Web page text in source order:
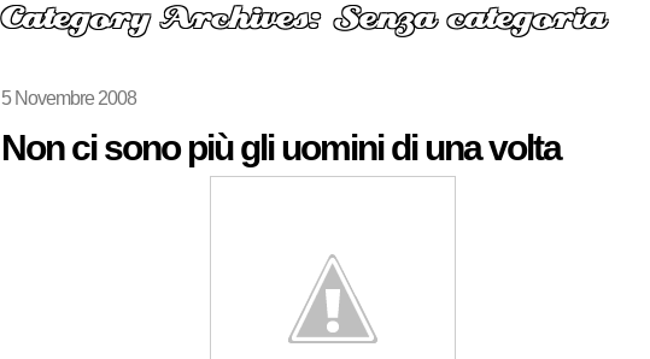
Category Archives: Senza categoria
5 Novembre 2008
Non ci sono più gli uomini di una volta